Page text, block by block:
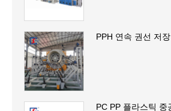
PPH 연속 권선 저
PC PP 플라스틱 중